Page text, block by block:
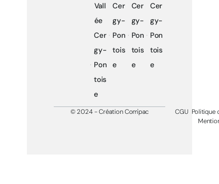
Vall
ée
Cer
gy-
Pon
tois
e
Cer
gy-
Pon
tois
e
Cer
gy-
Pon
tois
e
Cer
gy-
Pon
tois
e
© 2024 - Création Com'pac CGU Politique